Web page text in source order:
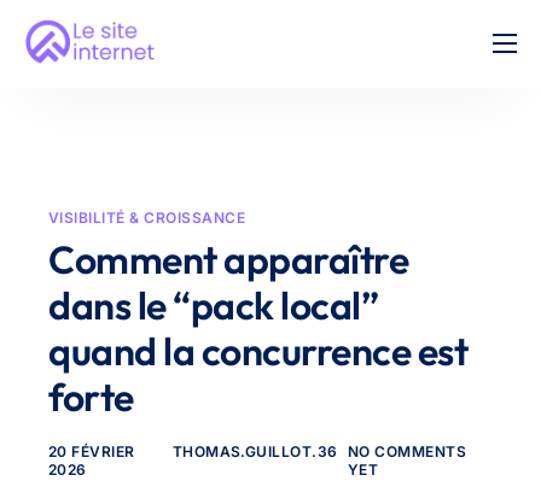
VISIBILITÉ & CROISSANCE
Comment apparaître
dans le “pack local”
quand la concurrence est
forte
20 FÉVRIER
2026
THOMAS.GUILLOT.36
NO COMMENTS
YET